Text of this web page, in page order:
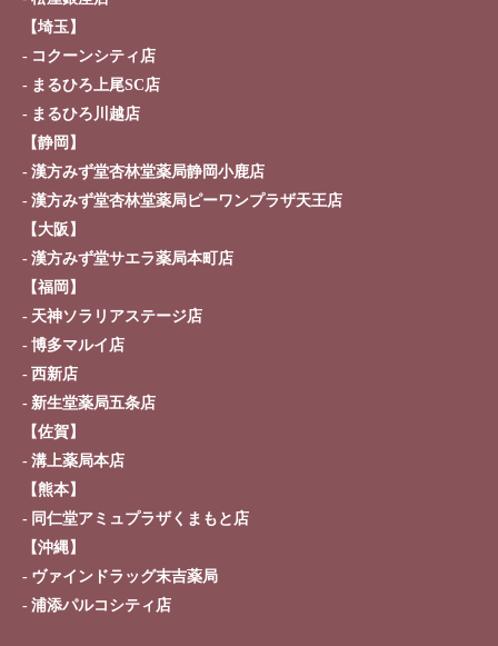
【埼玉】
コクーンシティ店
まるひろ上尾SC店
まるひろ川越店
【静岡】
漢方みず堂杏林堂薬局静岡小鹿店
漢方みず堂杏林堂薬局ピーワンプラザ天王店
【大阪】
漢方みず堂サエラ薬局本町店
【福岡】
天神ソラリアステージ店
博多マルイ店
西新店
新生堂薬局五条店
【佐賀】
溝上薬局本店
【熊本】
同仁堂アミュプラザくまもと店
【沖縄】
ヴァインドラッグ末吉薬局
浦添パルコシティ店